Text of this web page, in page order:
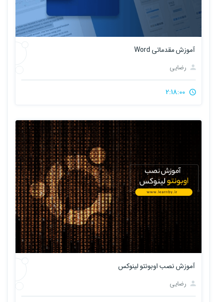
آموزش مقدماتی Word
رضایی
آموزش نصب اوبونتو لینوکس
رضایی